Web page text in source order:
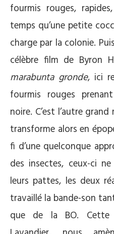
fourmis rouges,
temps qu’une petite
charge par la colonie.
célèbre film de Byron
marabunta gronde, ici
fourmis rouges
noire. C’est l’autre
transforme alors en
fi d’une quelconque
des insectes, ceux-ci
leurs pattes, les deux
travaillé la bande-son
que de la BO. Cette